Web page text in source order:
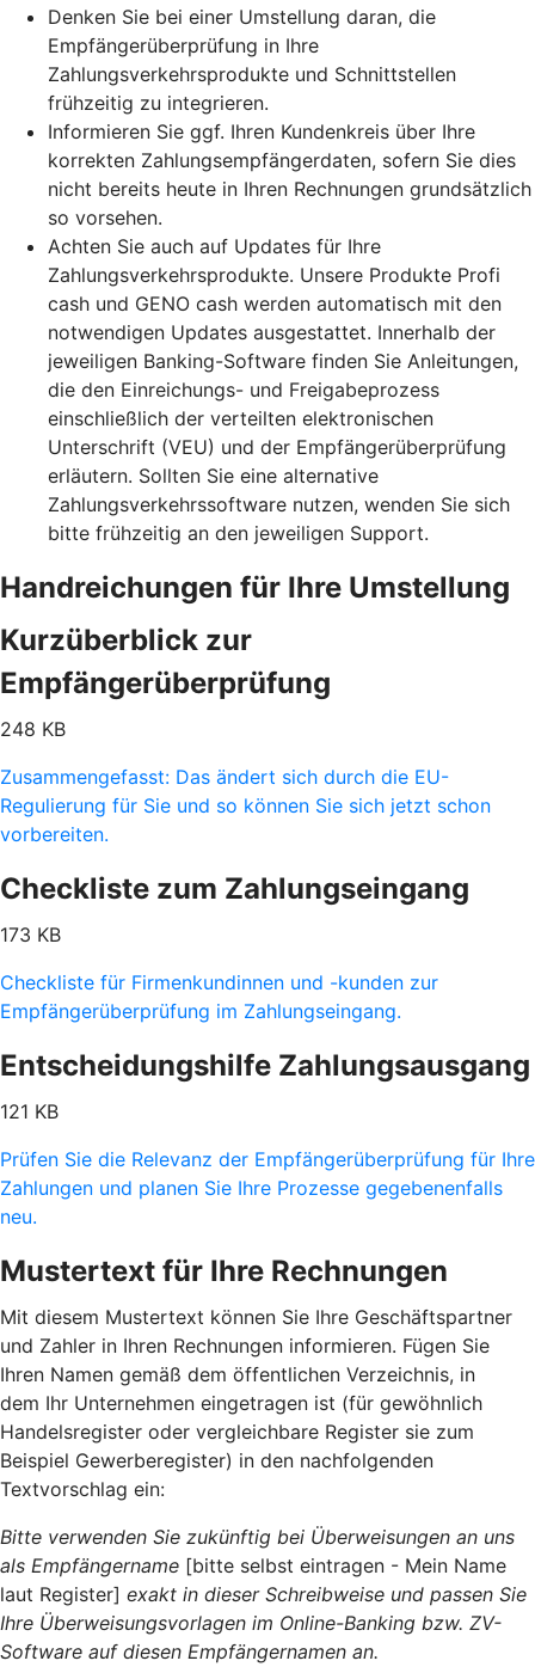
Denken Sie bei einer Umstellung daran, die
Empfängerüberprüfung in Ihre
Zahlungsverkehrsprodukte und Schnittstellen
frühzeitig zu integrieren.
Informieren Sie ggf. Ihren Kundenkreis über Ihre
korrekten Zahlungsempfängerdaten, sofern Sie dies
nicht bereits heute in Ihren Rechnungen grundsätzlich
so vorsehen.
Achten Sie auch auf Updates für Ihre
Zahlungsverkehrsprodukte. Unsere Produkte Profi
cash und GENO cash werden automatisch mit den
notwendigen Updates ausgestattet. Innerhalb der
jeweiligen Banking-Software finden Sie Anleitungen,
die den Einreichungs- und Freigabeprozess
einschließlich der verteilten elektronischen
Unterschrift (VEU) und der Empfängerüberprüfung
erläutern. Sollten Sie eine alternative
Zahlungsverkehrssoftware nutzen, wenden Sie sich
bitte frühzeitig an den jeweiligen Support.
Handreichungen für Ihre Umstellung
Kurzüberblick zur
Empfängerüberprüfung
248 KB
Zusammengefasst: Das ändert sich durch die EU-
Regulierung für Sie und so können Sie sich jetzt schon
vorbereiten.
Checkliste zum Zahlungseingang
173 KB
Checkliste für Firmenkundinnen und -kunden zur
Empfängerüberprüfung im Zahlungseingang.
Entscheidungshilfe Zahlungsausgang
121 KB
Prüfen Sie die Relevanz der Empfängerüberprüfung für Ihre
Zahlungen und planen Sie Ihre Prozesse gegebenenfalls
neu.
Mustertext für Ihre Rechnungen
Mit diesem Mustertext können Sie Ihre Geschäftspartner
und Zahler in Ihren Rechnungen informieren. Fügen Sie
Ihren Namen gemäß dem öffentlichen Verzeichnis, in
dem Ihr Unternehmen eingetragen ist (für gewöhnlich
Handelsregister oder vergleichbare Register sie zum
Beispiel Gewerberegister) in den nachfolgenden
Textvorschlag ein:
Bitte verwenden Sie zukünftig bei Überweisungen an uns
als Empfängername [bitte selbst eintragen - Mein Name
laut Register] exakt in dieser Schreibweise und passen Sie
Ihre Überweisungsvorlagen im Online-Banking bzw. ZV-
Software auf diesen Empfängernamen an.